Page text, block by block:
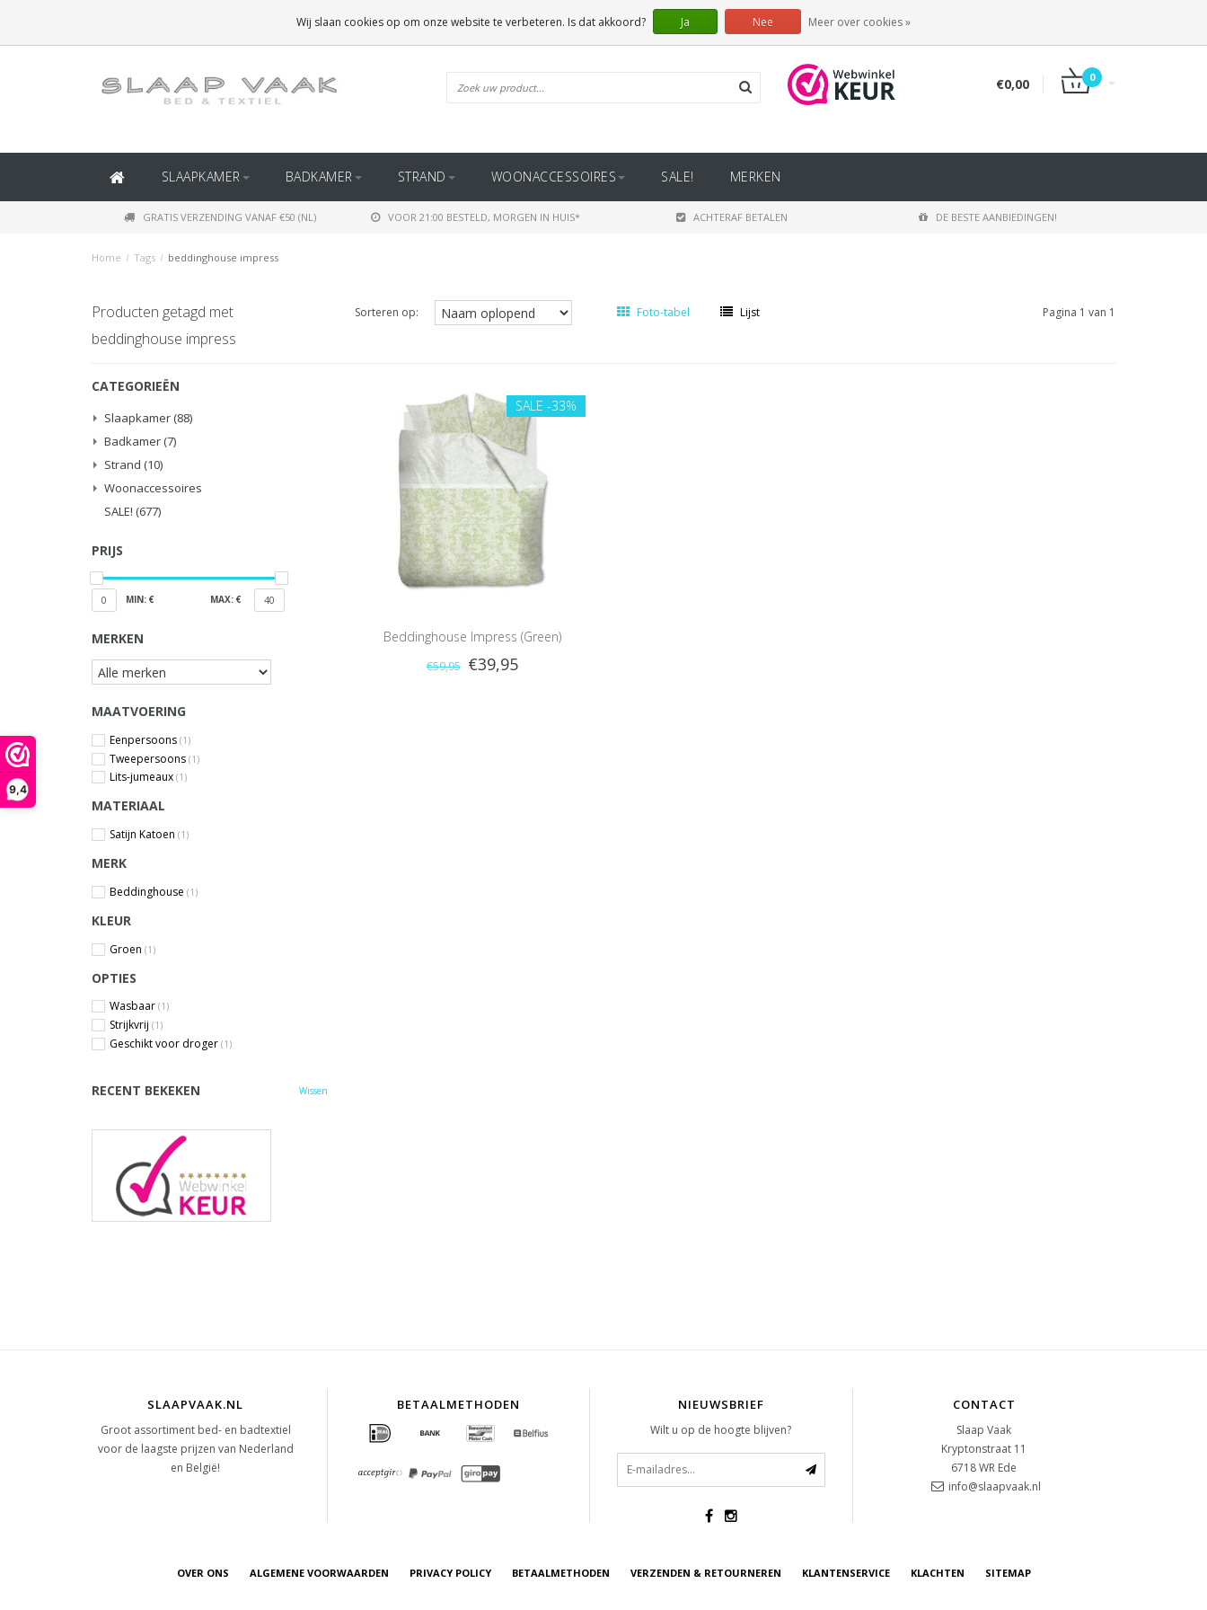
9,4
(BINNEN BELGIË)
€0,00 0
SLAAPKAMER BADKAMER STRAND WOONACCESSOIRES SALE! MERKEN
GRATIS VERZENDING VANAF €50 (NL) VOOR 21:00 BESTELD, MORGEN IN HUIS* ACHTERAF BETALEN DE BESTE AANBIEDINGEN!
Home / Tags / beddinghouse impress
Producten getagd met
beddinghouse impress
Sorteren op: Foto-tabel Lijst Pagina 1 van 1
CATEGORIEËN
Slaapkamer (88)
Badkamer (7)
Strand (10)
Woonaccessoires
SALE! (677)
PRIJS
0 MIN: € MAX: € 40
MERKEN
MAATVOERING
Eenpersoons (1)
Tweepersoons (1)
Lits-jumeaux (1)
MATERIAAL
Satijn Katoen (1)
MERK
Beddinghouse (1)
KLEUR
Groen (1)
OPTIES
Wasbaar (1)
Strijkvrij (1)
Geschikt voor droger (1)
RECENT BEKEKEN Wissen
SALE -33%
Beddinghouse Impress (Green)
€59,95 €39,95
SLAAPVAAK.NL
Groot assortiment bed- en badtextiel
voor de laagste prijzen van Nederland
en België!
BETAALMETHODEN NIEUWSBRIEF
Wilt u op de hoogte blijven?
CONTACT
Slaap Vaak
Kryptonstraat 11
6718 WR Ede
info@slaapvaak.nl
OVER ONS ALGEMENE VOORWAARDEN PRIVACY POLICY BETAALMETHODEN VERZENDEN & RETOURNEREN KLANTENSERVICE KLACHTEN SITEMAP
Wij slaan cookies op om onze website te verbeteren. Is dat akkoord? Ja Nee Meer over cookies »